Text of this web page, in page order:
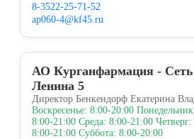
8-3522-25-71-52
ap060-4@kf45.ru
АО Курганфармация - Сеть
Ленина 5
Директор Бенкендорф Екатерина
Воскресенье: 8:00-20:00
8:00-21:00 Среда: 8:00-21:00
8:00-21:00 Суббота: 8:00-20:00